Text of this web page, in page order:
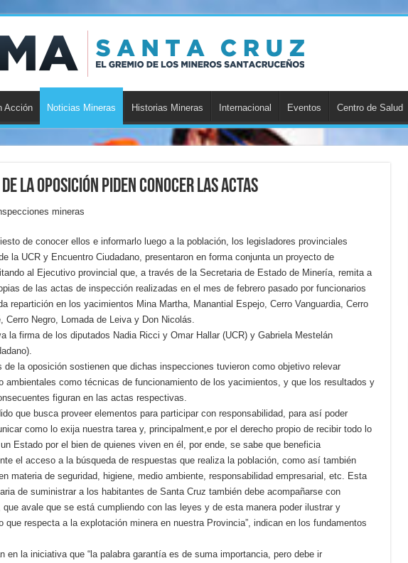
Acción Noticias Mineras Historias Mineras Internacional Eventos Centro de Salud
de la oposición piden conocer las actas
mineras
de conocer ellos e informarlo luego a la población, los legisladores provinciales
la UCR y Encuentro Ciudadano, presentaron en forma conjunta un proyecto de
al Ejecutivo provincial que, a través de la Secretaria de Estado de Minería, remita a
de las actas de inspección realizadas en el mes de febrero pasado por funcionarios
repartición en los yacimientos Mina Martha, Manantial Espejo, Cerro Vanguardia, Cerro
Cerro Negro, Lomada de Leiva y Don Nicolás.
la firma de los diputados Nadia Ricci y Omar Hallar (UCR) y Gabriela Mestelán
de la oposición sostienen que dichas inspecciones tuvieron como objetivo relevar
ambientales como técnicas de funcionamiento de los yacimientos, y que los resultados y
figuran en las actas respectivas.
que busca proveer elementos para participar con responsabilidad, para así poder
como lo exija nuestra tarea y, principalment,e por el derecho propio de recibir todo lo
Estado por el bien de quienes viven en él, por ende, se sabe que beneficia
el acceso a la búsqueda de respuestas que realiza la población, como así también
materia de seguridad, higiene, medio ambiente, responsabilidad empresarial, etc. Esta
de suministrar a los habitantes de Santa Cruz también debe acompañarse con
que avale que se está cumpliendo con las leyes y de esta manera poder ilustrar y
que respecta a la explotación minera en nuestra Provincia”, indican en los fundamentos
en la iniciativa que “la palabra garantía es de suma importancia, pero debe ir